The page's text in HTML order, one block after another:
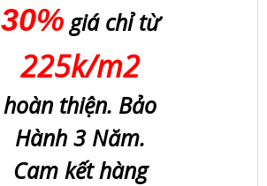
30%giá chỉ từ
225k/m2
hoàn thiện. Bảo
Hành 3 Năm.
Cam kết hàng